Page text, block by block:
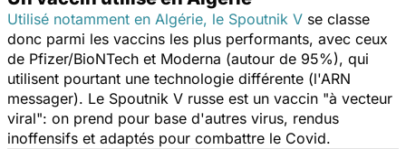
Utilisé notamment en Algérie, le Spoutnik V se classe
donc parmi les vaccins les plus performants, avec ceux
de Pfizer/BioNTech et Moderna (autour de 95%), qui
utilisent pourtant une technologie différente (l'ARN
messager). Le Spoutnik V russe est un vaccin "à vecteur
viral": on prend pour base d'autres virus, rendus
inoffensifs et adaptés pour combattre le Covid.